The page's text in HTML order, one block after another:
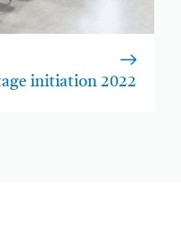
initiation 2022